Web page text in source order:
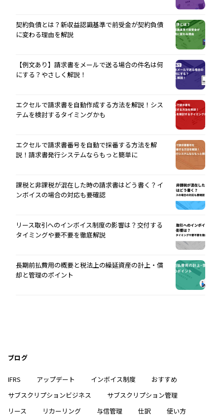
契約負債とは？新収益認識基準で前受金が契約負債
に変わる理由を解説
【例文あり】請求書をメールで送る場合の件名は何
にする？やさしく解説！
エクセルで請求書を自動作成する方法を解説！シス
テムを検討するタイミングかも
エクセルで請求書番号を自動で採番する方法を解
説！請求書発行システムならもっと簡単に
課税と非課税が混在した時の請求書はどう書く？イ
ンボイスの場合の対応も要確認
リース取引へのインボイス制度の影響は？交付する
タイミングや要不要を徹底解説
長期前払費用の概要と税法上の繰延資産の計上・償
却と管理のポイント
ブログ
IFRS アップデート インボイス制度
おすすめ
サブスクリプションビジネス
サブスクリプション管理
リース
リカーリング 与信管理 仕訳
使い方